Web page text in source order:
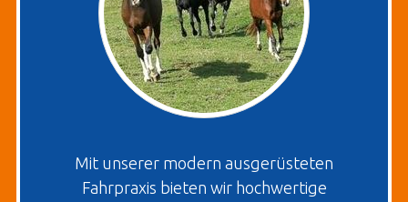
Mit unserer modern ausgerüsteten
Fahrpraxis bieten wir hochwertige